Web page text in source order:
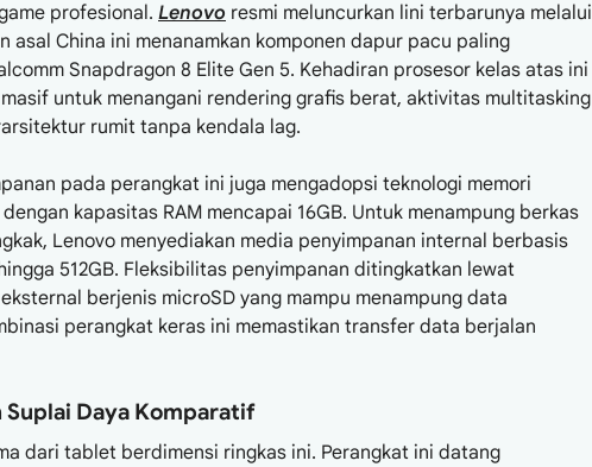
profesional. Lenovo resmi meluncurkan lini terbarunya melalui
asal China ini menanamkan komponen dapur pacu paling
Snapdragon 8 Elite Gen 5. Kehadiran prosesor kelas atas ini
untuk menangani rendering grafis berat, aktivitas multitasking
rumit tanpa kendala lag.
pada perangkat ini juga mengadopsi teknologi memori
kapasitas RAM mencapai 16GB. Untuk menampung berkas
Lenovo menyediakan media penyimpanan internal berbasis
512GB. Fleksibilitas penyimpanan ditingkatkan lewat
berjenis microSD yang mampu menampung data
perangkat keras ini memastikan transfer data berjalan
Suplai Daya Komparatif
dari tablet berdimensi ringkas ini. Perangkat ini datang